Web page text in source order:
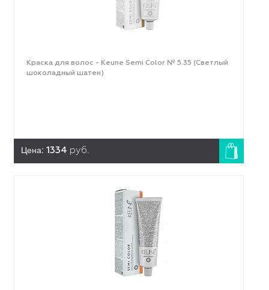
Краска для волос - Keune Semi Color № 5.35 (Светлый
шоколадный шатен)
Цена: 1334 руб.